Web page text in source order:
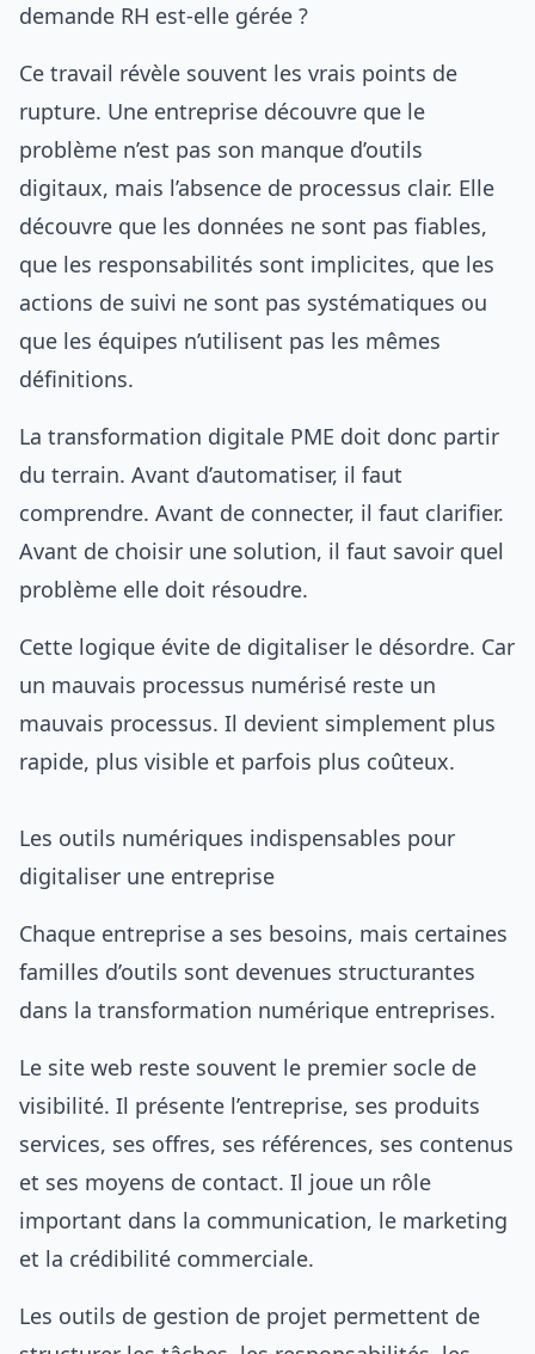
demande RH est-elle gérée ?
Ce travail révèle souvent les vrais points de
rupture. Une entreprise découvre que le
problème n’est pas son manque d’outils
digitaux, mais l’absence de processus clair. Elle
découvre que les données ne sont pas fiables,
que les responsabilités sont implicites, que les
actions de suivi ne sont pas systématiques ou
que les équipes n’utilisent pas les mêmes
définitions.
La transformation digitale PME doit donc partir
du terrain. Avant d’automatiser, il faut
comprendre. Avant de connecter, il faut clarifier.
Avant de choisir une solution, il faut savoir quel
problème elle doit résoudre.
Cette logique évite de digitaliser le désordre. Car
un mauvais processus numérisé reste un
mauvais processus. Il devient simplement plus
rapide, plus visible et parfois plus coûteux.
Les outils numériques indispensables pour
digitaliser une entreprise
Chaque entreprise a ses besoins, mais certaines
familles d’outils sont devenues structurantes
dans la transformation numérique entreprises.
Le site web reste souvent le premier socle de
visibilité. Il présente l’entreprise, ses produits
services, ses offres, ses références, ses contenus
et ses moyens de contact. Il joue un rôle
important dans la communication, le marketing
et la crédibilité commerciale.
Les outils de gestion de projet permettent de